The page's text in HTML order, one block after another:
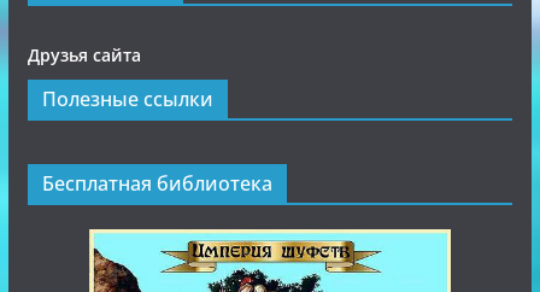
Друзья сайта
Полезные ссылки
Бесплатная библиотека